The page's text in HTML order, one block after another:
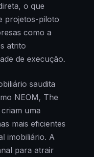
o que
projetos-piloto
como a
atrito
de execução.
saudita
NEOM, The
uma
mais eficientes
imobiliário. A
para atrair